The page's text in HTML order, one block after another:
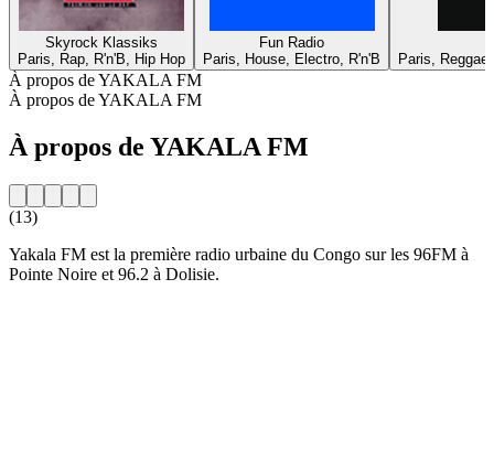
Skyrock Klassiks
Paris, Rap, R'n'B, Hip Hop
Fun Radio
Paris, House, Electro, R'n'B
Paris,
À propos de YAKALA FM
À propos de YAKALA FM
À propos de YAKALA FM
(13)
Yakala FM est la première radio urbaine du Congo sur les 96FM à
Pointe Noire et 96.2 à Dolisie.